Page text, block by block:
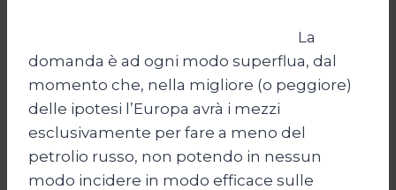
La
domanda è ad ogni modo superflua, dal
momento che, nella migliore (o peggiore)
delle ipotesi l’Europa avrà i mezzi
esclusivamente per fare a meno del
petrolio russo, non potendo in nessun
modo incidere in modo efficace sulle